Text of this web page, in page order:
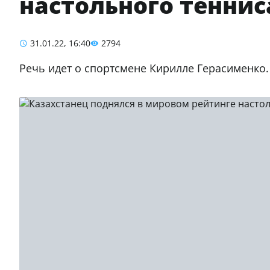
31.01.22, 16:40 2794
Речь идет о спортсмене Кирилле